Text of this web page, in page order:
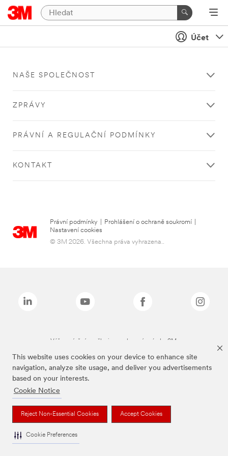
This website uses cookies on your device to enhance site
navigation, analyze site usage, and deliver you advertisements
based on your interests.
Cookie Notice
Reject Non-Essential Cookies Accept Cookies
Cookie Preferences
Účet
NAŠE SPOLEČNOST
ZPRÁVY
PRÁVNÍ A REGULAČNÍ PODMÍNKY
KONTAKT
Právní podmínky Prohlášení o ochraně soukromí
Nastavení cookies
© 3M 2026. Všechna práva vyhrazena..
Výše zmíněné značky jsou ochranné známky 3M.